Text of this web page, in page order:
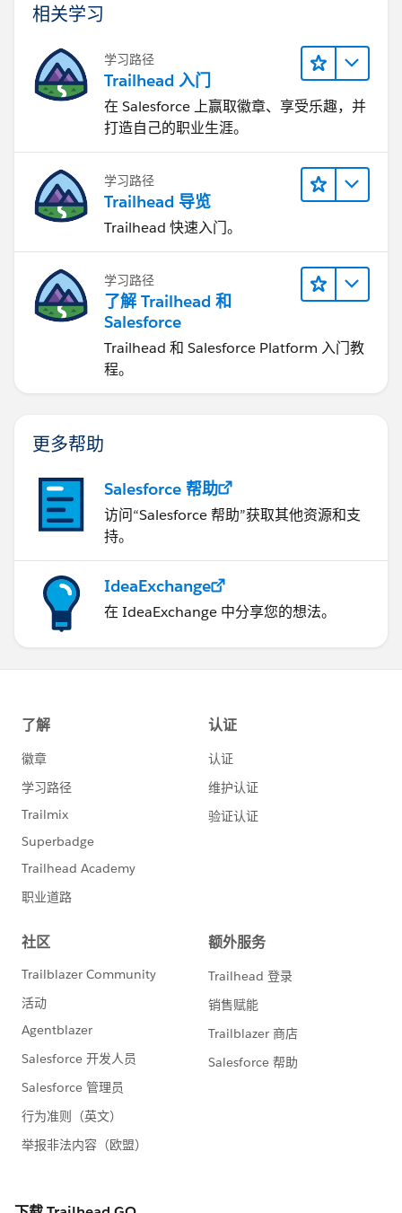
相关学习
学习路径
Trailhead 入门
在 Salesforce 上赢取徽章、享受乐趣，并
打造自己的职业生涯。
学习路径
Trailhead 导览
Trailhead 快速入门。
学习路径
了解 Trailhead 和
Salesforce
Trailhead 和 Salesforce Platform 入门教
程。
更多帮助
Salesforce 帮助
访问“Salesforce 帮助”获取其他资源和支
持。
IdeaExchange
在 IdeaExchange 中分享您的想法。